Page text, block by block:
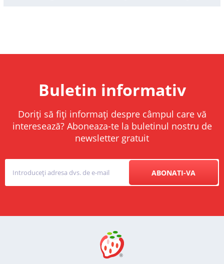
Buletin informativ
Doriți să fiți informați despre câmpul care vă
interesează? Aboneaza-te la buletinul nostru de
newsletter gratuit
ABONATI-VA